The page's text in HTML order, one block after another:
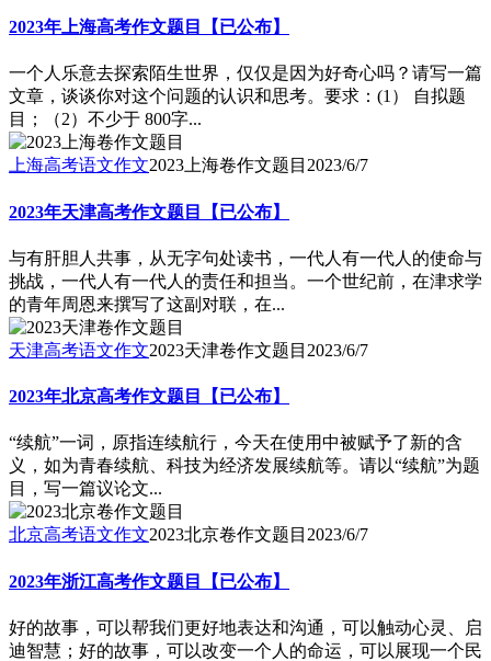
2023年上海高考作文题目【已公布】
一个人乐意去探索陌生世界，仅仅是因为好奇心吗？请写一篇
文章，谈谈你对这个问题的认识和思考。要求：(1） 自拟题
目；（2）不少于 800字...
上海高考语文作文2023上海卷作文题目 2023/6/7
2023年天津高考作文题目【已公布】
与有肝胆人共事，从无字句处读书，一代人有一代人的使命与
挑战，一代人有一代人的责任和担当。一个世纪前，在津求学
的青年周恩来撰写了这副对联，在...
天津高考语文作文2023天津卷作文题目 2023/6/7
2023年北京高考作文题目【已公布】
“续航”一词，原指连续航行，今天在使用中被赋予了新的含
义，如为青春续航、科技为经济发展续航等。请以“续航”为题
目，写一篇议论文...
北京高考语文作文2023北京卷作文题目 2023/6/7
2023年浙江高考作文题目【已公布】
好的故事，可以帮我们更好地表达和沟通，可以触动心灵、启
迪智慧；好的故事，可以改变一个人的命运，可以展现一个民